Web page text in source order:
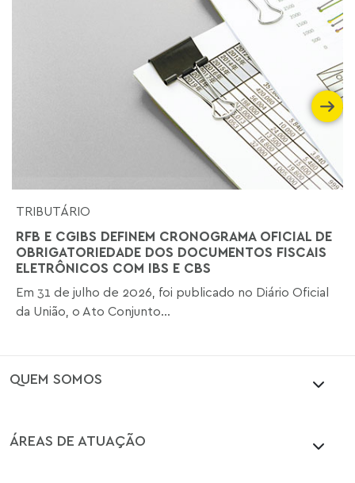
TRIBUTÁRIO
RFB E CGIBS DEFINEM CRONOGRAMA OFICIAL DE
OBRIGATORIEDADE DOS DOCUMENTOS FISCAIS
ELETRÔNICOS COM IBS E CBS
Em 31 de julho de 2026, foi publicado no Diário Oficial
da União, o Ato Conjunto...
QUEM SOMOS
ÁREAS DE ATUAÇÃO